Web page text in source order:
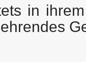
in